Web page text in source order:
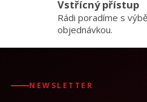
Vstřícný přístup
Rádi poradíme s
objednávkou.
NEWSLETTER